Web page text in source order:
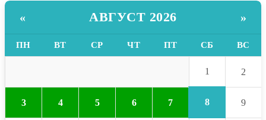
« АВГУСТ 2026 »
ПН ВТ СР ЧТ ПТ СБ ВС
1 2
3 4 5 6 7 8 9